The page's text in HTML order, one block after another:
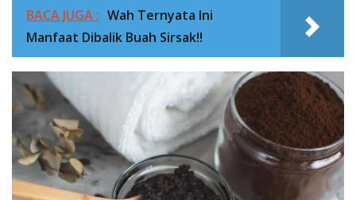
BACA JUGA : Wah Ternyata Ini
Manfaat Dibalik Buah Sirsak!!